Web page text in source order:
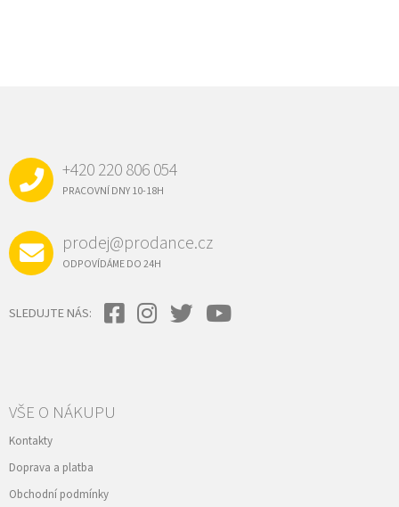
+420 220 806 054
PRACOVNÍ DNY 10-18H
prodej@prodance.cz
ODPOVÍDÁME DO 24H
SLEDUJTE NÁS:
VŠE O NÁKUPU
Kontakty
Doprava a platba
Obchodní podmínky